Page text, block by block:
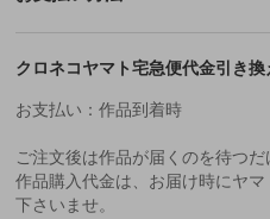
クロネコヤマト宅急便代金引き換
お支払い：作品到着時
ご注文後は作品が届くのを待つだ
作品購入代金は、お届け時にヤ
下さいませ。